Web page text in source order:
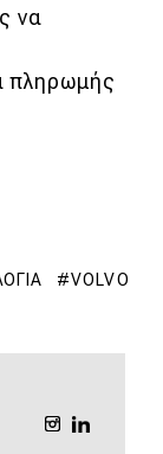
να
πληρωμής
VOLVO